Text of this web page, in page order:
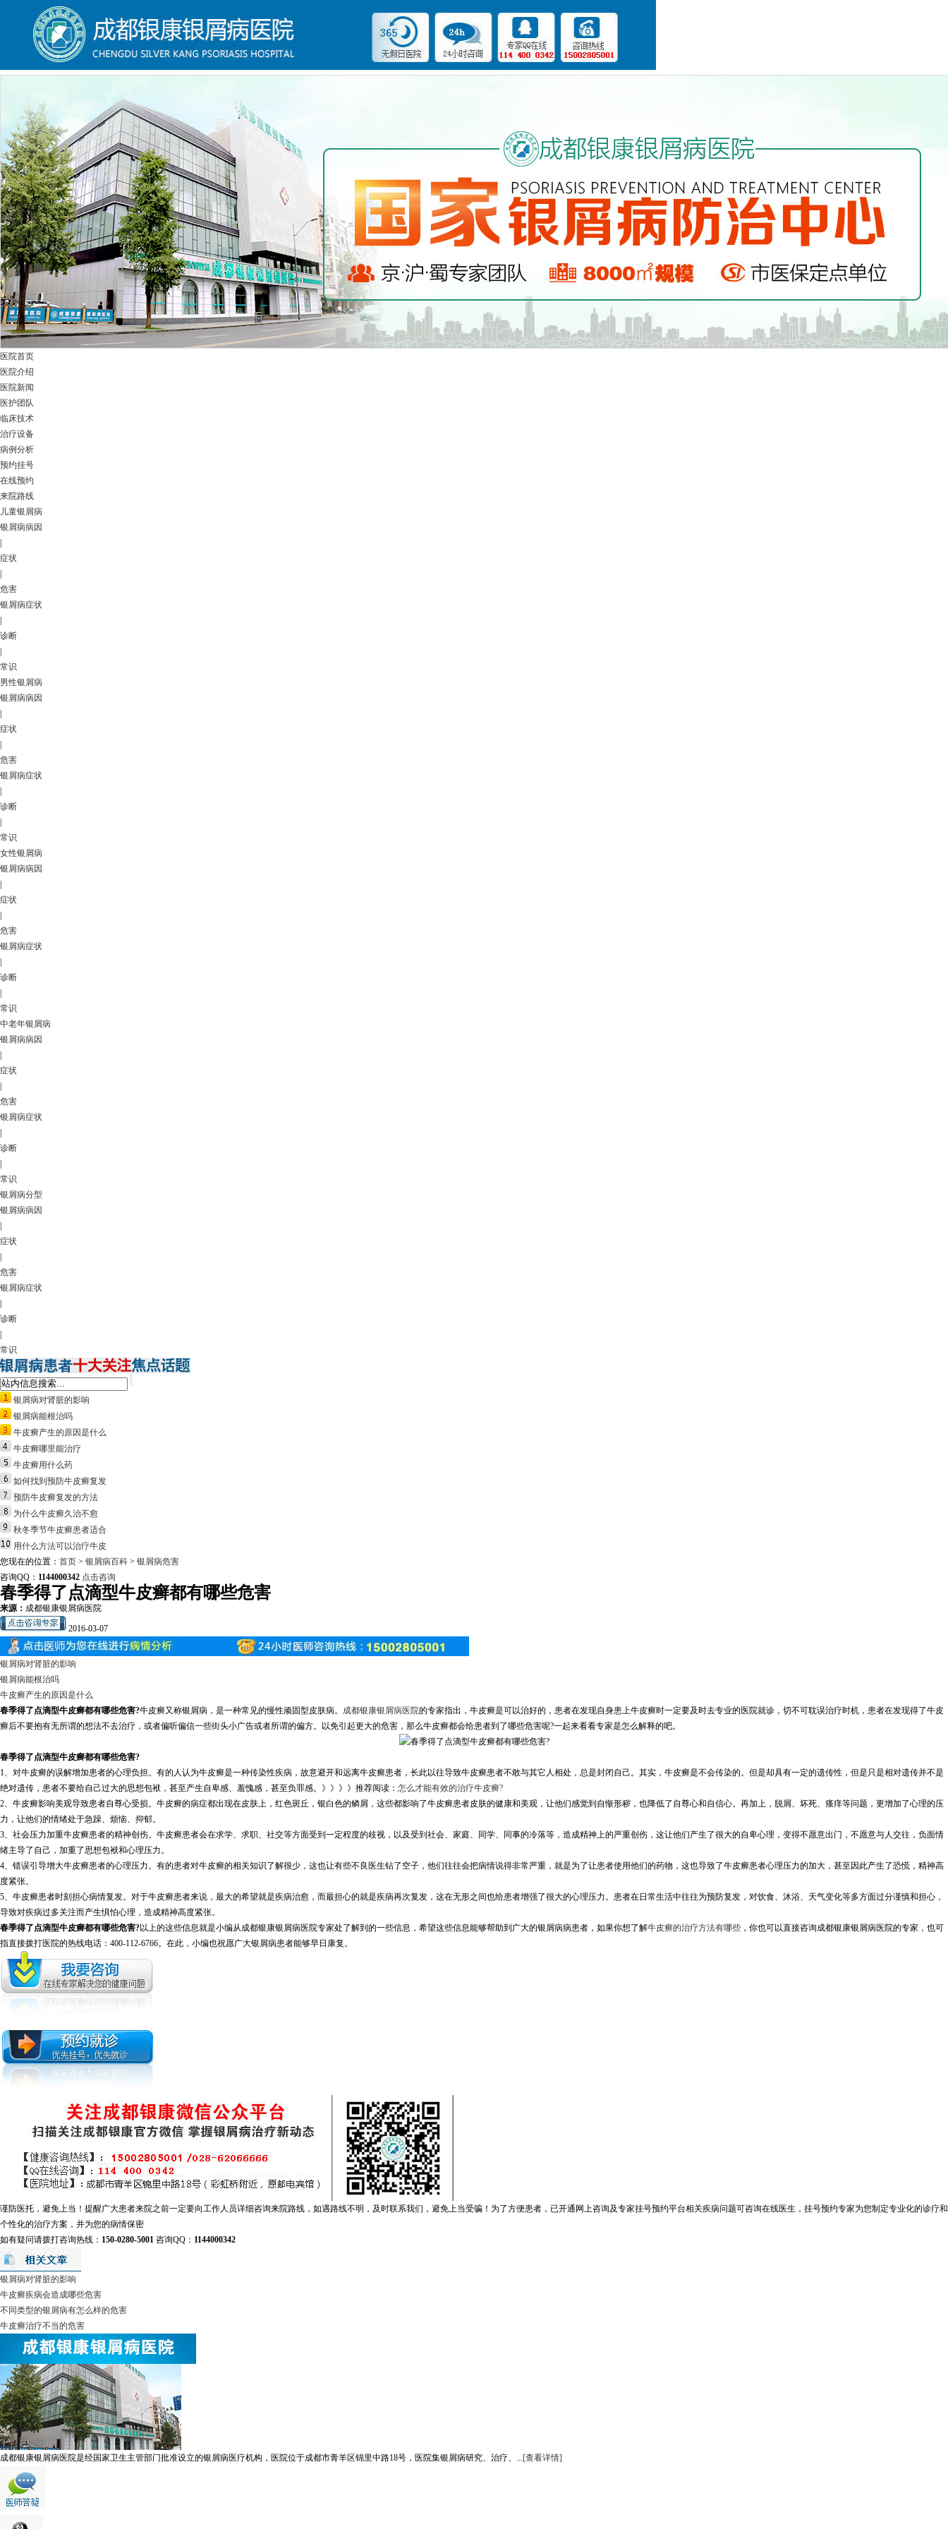
医院首页
医院介绍
医院新闻
医护团队
临床技术
治疗设备
病例分析
预约挂号
在线预约
来院路线
儿童银屑病
银屑病病因
症状
危害
银屑病症状
诊断
常识
男性银屑病
银屑病病因
症状
危害
银屑病症状
诊断
常识
女性银屑病
银屑病病因
症状
危害
银屑病症状
诊断
常识
中老年银屑病
银屑病病因
症状
危害
银屑病症状
诊断
常识
银屑病分型
银屑病病因
症状
危害
银屑病症状
诊断
常识
银屑病对肾脏的影响
银屑病能根治吗
牛皮癣产生的原因是什么
牛皮癣哪里能治疗
牛皮癣用什么药
如何找到预防牛皮癣复发
预防牛皮癣复发的方法
为什么牛皮癣久治不愈
秋冬季节牛皮癣患者适合
用什么方法可以治疗牛皮
您现在的位置： 首页 > 银屑病百科 > 银屑病危害
咨询QQ： 1144000342 点击咨询
春季得了点滴型牛皮癣都有哪些危害
来源： 成都银康银屑病医院
2016-03-07
银屑病对肾脏的影响
银屑病能根治吗
牛皮癣产生的原因是什么
春季得了点滴型牛皮癣都有哪些危害?牛皮癣又称银屑病，是一种常见的慢性顽固型皮肤病。 成都银康银屑病医院的专家指出，牛皮癣是可以治好的，患者在发现自身患上牛皮癣时一定要及时去专业的医院就诊，切不可耽误治疗时机，患者在发现得了牛皮
癣后不要抱有无所谓的想法不去治疗，或者偏听偏信一些街头小广告或者所谓的偏方。以免引起更大的危害，那么牛皮癣都会给患者到了哪些危害呢?一起来看看专家是怎么解释的吧。
春季得了点滴型牛皮癣都有哪些危害?
1、对牛皮癣的误解增加患者的心理负担。有的人认为牛皮癣是一种传染性疾病，故意避开和远离牛皮癣患者，长此以往导致牛皮癣患者不敢与其它人相处，总是封闭自己。其实，牛皮癣是不会传染的。但是却具有一定的遗传性，但是只是相对遗传并不是
绝对遗传，患者不要给自己过大的思想包袱，甚至产生自卑感、羞愧感，甚至负罪感。》》》》推荐阅读： 怎么才能有效的治疗牛皮癣?
2、牛皮癣影响美观导致患者自尊心受损。牛皮癣的病症都出现在皮肤上，红色斑丘，银白色的鳞屑，这些都影响了牛皮癣患者皮肤的健康和美观，让他们感觉到自惭形秽，也降低了自尊心和自信心。再加上，脱屑、坏死、瘙痒等问题，更增加了心理的压
力，让他们的情绪处于急躁、烦恼、抑郁。
3、社会压力加重牛皮癣患者的精神创伤。牛皮癣患者会在求学、求职、社交等方面受到一定程度的歧视，以及受到社会、家庭、同学、同事的冷落等，造成精神上的严重创伤，这让他们产生了很大的自卑心理，变得不愿意出门，不愿意与人交往，负面情
绪主导了自己，加重了思想包袱和心理压力。
4、错误引导增大牛皮癣患者的心理压力。有的患者对牛皮癣的相关知识了解很少，这也让有些不良医生钻了空子，他们往往会把病情说得非常严重，就是为了让患者使用他们的药物，这也导致了牛皮癣患者心理压力的加大，甚至因此产生了恐慌，精神高
度紧张。
5、牛皮癣患者时刻担心病情复发。对于牛皮癣患者来说，最大的希望就是疾病治愈，而最担心的就是疾病再次复发，这在无形之间也给患者增强了很大的心理压力。患者在日常生活中往往为预防复发，对饮食、沐浴、天气变化等多方面过分谨慎和担心，
导致对疾病过多关注而产生惧怕心理，造成精神高度紧张。
春季得了点滴型牛皮癣都有哪些危害?以上的这些信息就是小编从成都银康银屑病医院专家处了解到的一些信息，希望这些信息能够帮助到广大的银屑病病患者，如果你想了解牛皮癣的治疗方法有哪些 ，你也可以直接咨询成都银康银屑病医院的专家，也可
指直接拨打医院的热线电话：400-112-6766。在此，小编也祝愿广大银屑病患者能够早日康复。
谨防医托，避免上当！提醒广大患者来院之前一定要向工作人员详细咨询来院路线，如遇路线不明，及时联系我们，避免上当受骗！为了方便患者，已开通网上咨询及专家挂号预约平台相关疾病问题可咨询在线医生，挂号预约专家为您制定专业化的诊疗和
个性化的治疗方案，并为您的病情保密
如有疑问请拨打咨询热线： 150-0280-5001 咨询QQ： 1144000342
银屑病对肾脏的影响
牛皮癣疾病会造成哪些危害
不同类型的银屑病有怎么样的危害
牛皮癣治疗不当的危害
成都银康银屑病医院是经国家卫生主管部门批准设立的银屑病医疗机构，医院位于成都市青羊区锦里中路18号，医院集银屑病研究、治疗、...[查看详情]